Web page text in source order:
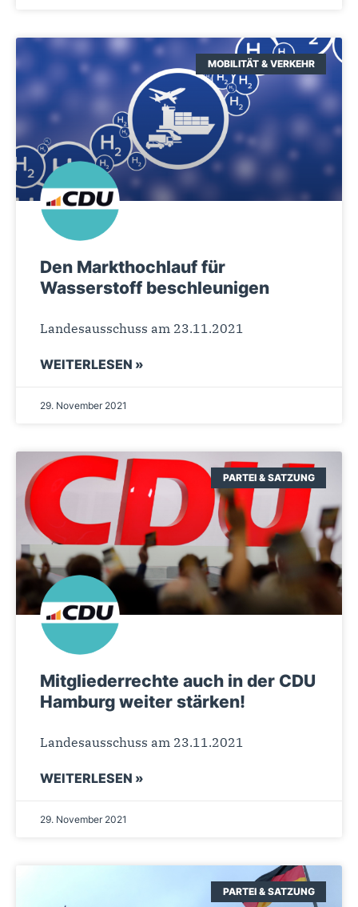
MOBILITÄT & VERKEHR
Den Markthochlauf für
Wasserstoff beschleunigen
Landesausschuss am 23.11.2021
WEITERLESEN »
29. November 2021
PARTEI & SATZUNG
Mitgliederrechte auch in der CDU
Hamburg weiter stärken!
Landesausschuss am 23.11.2021
WEITERLESEN »
29. November 2021
PARTEI & SATZUNG